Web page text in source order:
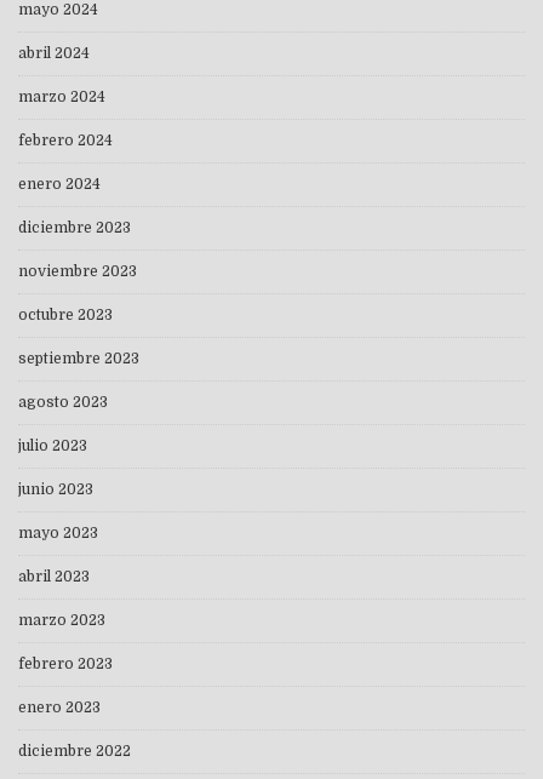
mayo 2024
abril 2024
marzo 2024
febrero 2024
enero 2024
diciembre 2023
noviembre 2023
octubre 2023
septiembre 2023
agosto 2023
julio 2023
junio 2023
mayo 2023
abril 2023
marzo 2023
febrero 2023
enero 2023
diciembre 2022